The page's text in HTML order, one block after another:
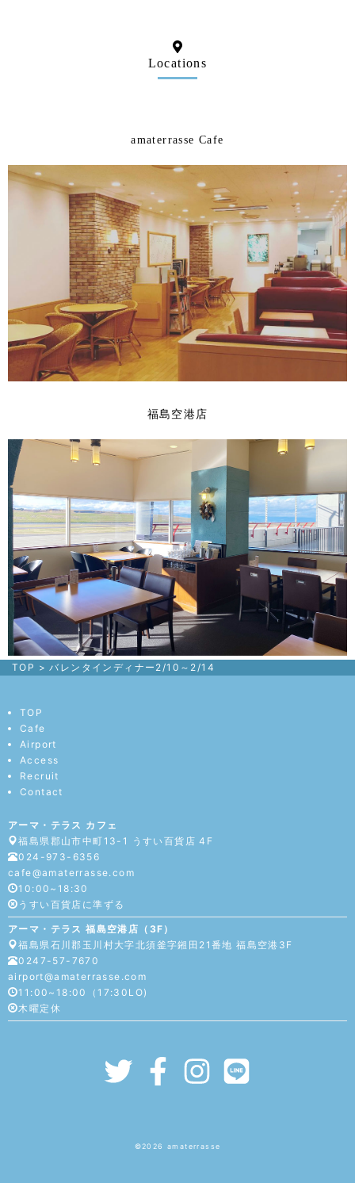
Locations
amaterrasse Cafe
福島空港店
TOP > バレンタインディナー2/10～2/14
TOP
Cafe
Airport
Access
Recruit
Contact
アーマ・テラス カフェ
福島県郡山市中町13-1 うすい百貨店 4F
024-973-6356
cafe@amaterrasse.com
10:00~18:30
うすい百貨店に準ずる
アーマ・テラス 福島空港店（3F）
福島県石川郡玉川村大字北須釜字鎺田21番地 福島空港3F
0247-57-7670
airport@amaterrasse.com
11:00~18:00（17:30LO)
木曜定休
©︎2026 amaterrasse